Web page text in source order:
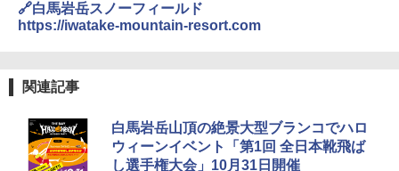
￥2,277
人用 折りたたみ 防災グッズ 災害用トイレ ビ
ーチ ピクニック ポップアップテント 携帯 簡
[キャンパーズコレクション 山善] 傘みたいに
広げるだけ パッとサッとテント ブラックコ
ーティング フルクローズ メッシュ 3-4人用
￥680
秒）射程5～10m 安全ロック搭載 携帯収納袋
付き ヒグマ・イノシシ対策 自治体・教育機
関の購入実績 登山・キャンプ・アウトドア・
防災用品 長期保存可能 緊急時用 日本国内発
🔗白馬岩岳スノーフィールド
https://iwatake-mountain-resort.com
関連記事
白馬岩岳山頂の絶景大型ブランコでハロ
ウィーンイベント「第1回 全日本靴飛ば
し選手権大会」10月31日開催